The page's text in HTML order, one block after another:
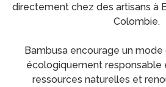
directement chez des artisans à
Colombie.
Bambusa encourage un
écologiquement responsable
ressources naturelles et